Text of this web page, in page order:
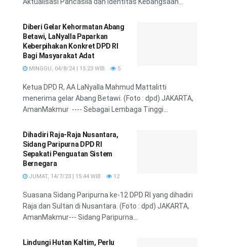
Diberi Gelar Kehormatan Abang
Betawi, LaNyalla Paparkan
Keberpihakan Konkret DPD RI
Bagi Masyarakat Adat
MINGGU, 04/8/24 | 15:23 WIB 5
Ketua DPD R, AA LaNyalla Mahmud Mattalitti
menerima gelar Abang Betawi. (Foto : dpd) JAKARTA,
AmanMakmur ---- Sebagai Lembaga Tinggi...
Dihadiri Raja-Raja Nusantara,
Sidang Paripurna DPD RI
Sepakati Penguatan Sistem
Bernegara
JUMAT, 14/7/23 | 15:44 WIB 12
Suasana Sidang Paripurna ke-12 DPD RI yang dihadiri
Raja dan Sultan di Nusantara. (Foto : dpd) JAKARTA,
AmanMakmur--- Sidang Paripurna...
Lindungi Hutan Kaltim, Perlu